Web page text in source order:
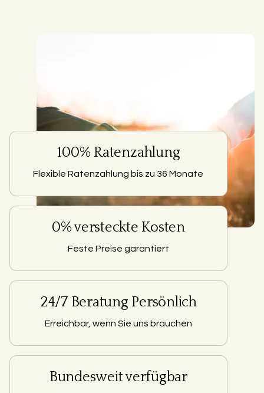
100% Ratenzahlung
Flexible Ratenzahlung bis zu 36 Monate
0% versteckte Kosten
Feste Preise garantiert
24/7 Beratung Persönlich
Erreichbar, wenn Sie uns brauchen
Bundesweit verfügbar